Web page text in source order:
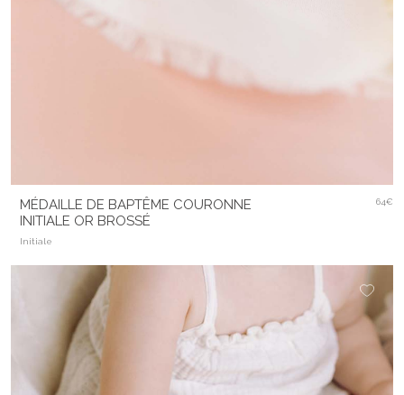
MÉDAILLE DE BAPTÊME COURONNE
INITIALE OR BROSSÉ
Initiale
64€